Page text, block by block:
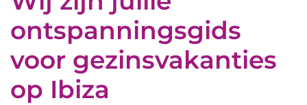
ontspanningsgids
voor gezinsvakanties
op Ibiza